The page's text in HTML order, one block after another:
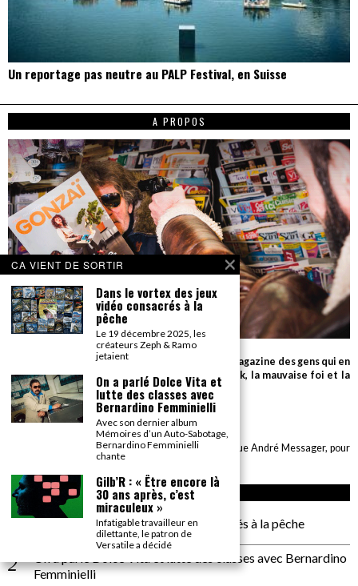
Un reportage pas neutre au PALP Festival, en Suisse
A PROPOS
Parce que seul le détail compte, Gonzaï est le magazine des gens qui en
savent beaucoup sur très peu de choses (le rock, la mauvaise foi et la
cuisson des biftecks).
desk AT gonzai.com
Edité par GONZAÏ MEDIA. Pour tout envoi : CBE, 6 rue André Messager, pour
GONZAÏ, 75018 Paris
ARTICLES RÉCENTS
Dans le vortex des jeux vidéo consacrés à la pêche
On a parlé Dolce Vita et lutte des classes avec Bernardino
Femminielli
CA VIENT DE SORTIR
Dans le vortex des jeux
vidéo consacrés à la
pêche
Le 19 décembre 2025, les
créateurs Zeph & Ramo
jetaient
On a parlé Dolce Vita et
lutte des classes avec
Bernardino Femminielli
Avec son dernier album
Mémoires d’un Auto-Sabotage,
Bernardino Femminielli
chante
Gilb’R : « Être encore là
30 ans après, c’est
miraculeux »
Infatigable travailleur en
dilettante, le patron de
Versatile a décidé